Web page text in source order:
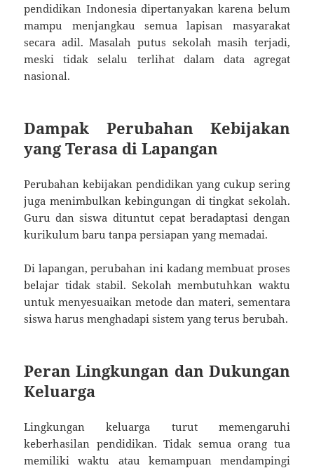
pendidikan Indonesia dipertanyakan karena belum
mampu menjangkau semua lapisan masyarakat
secara adil. Masalah putus sekolah masih terjadi,
meski tidak selalu terlihat dalam data agregat
nasional.
Dampak Perubahan Kebijakan
yang Terasa di Lapangan
Perubahan kebijakan pendidikan yang cukup sering
juga menimbulkan kebingungan di tingkat sekolah.
Guru dan siswa dituntut cepat beradaptasi dengan
kurikulum baru tanpa persiapan yang memadai.
Di lapangan, perubahan ini kadang membuat proses
belajar tidak stabil. Sekolah membutuhkan waktu
untuk menyesuaikan metode dan materi, sementara
siswa harus menghadapi sistem yang terus berubah.
Peran Lingkungan dan Dukungan
Keluarga
Lingkungan keluarga turut memengaruhi
keberhasilan pendidikan. Tidak semua orang tua
memiliki waktu atau kemampuan mendampingi